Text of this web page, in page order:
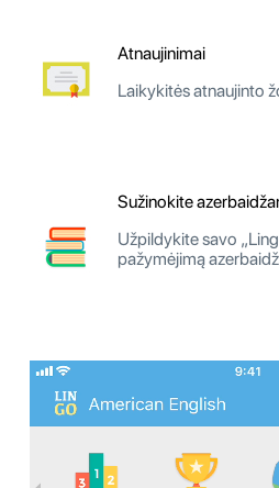
Atnaujinimai
Laikykitės atnaujinto
Sužinokite
Užpildykite savo
pažymėjimą